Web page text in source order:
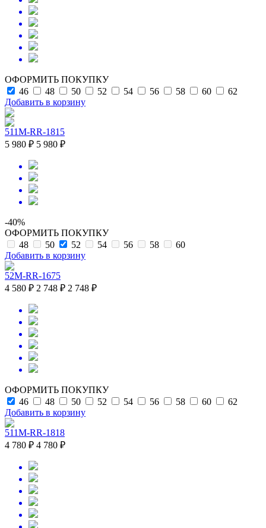
ОФОРМИТЬ ПОКУПКУ
46
48 50 52 54 56 58 60
62
Добавить в корзину
511M-RR-1815
5 980 ₽ 5 980 ₽
-40%
ОФОРМИТЬ ПОКУПКУ
48
50 52 54 56 58
60
Добавить в корзину
52M-RR-1675
4 580 ₽ 2 748 ₽ 2 748 ₽
ОФОРМИТЬ ПОКУПКУ
46
48 50 52 54 56 58 60
62
Добавить в корзину
511M-RR-1818
4 780 ₽ 4 780 ₽